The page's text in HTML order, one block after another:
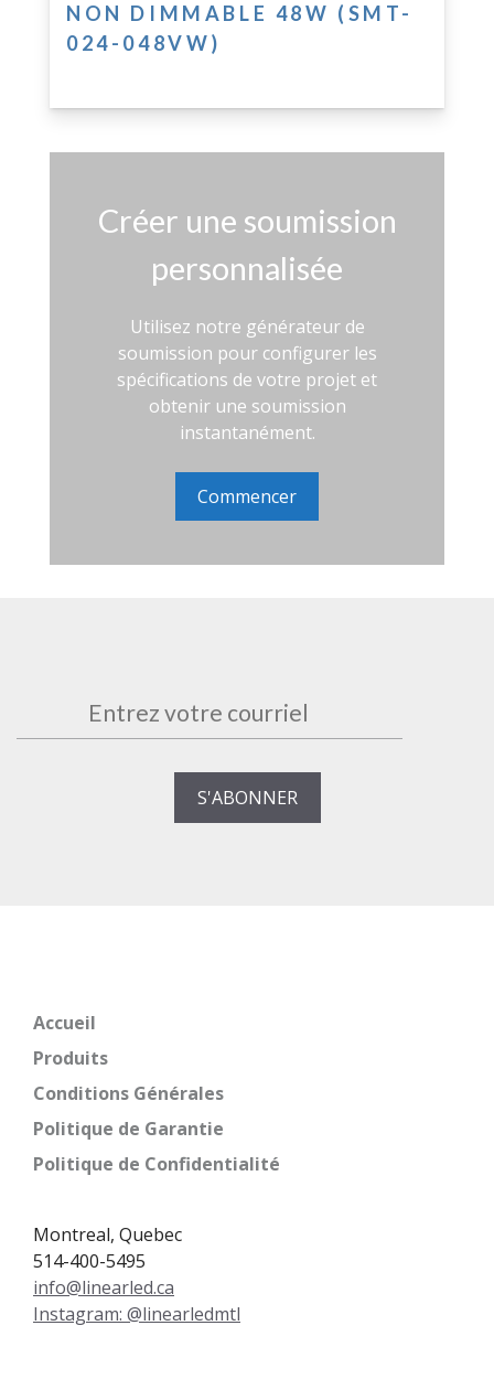
NON DIMMABLE 48W (SMT-
024-048VW)
Créer une soumission
personnalisée
Utilisez notre générateur de
soumission pour configurer les
spécifications de votre projet et
obtenir une soumission
instantanément.
Commencer
Accueil
Produits
Conditions Générales
Politique de Garantie
Politique de Confidentialité
Montreal, Quebec
514-400-5495
info@linearled.ca
Instagram: @linearledmtl